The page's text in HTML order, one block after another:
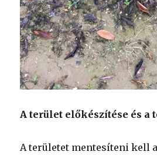
A terület előkészítése és a
A területet mentesíteni kell